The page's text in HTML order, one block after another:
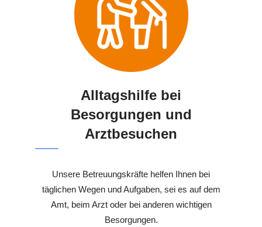
Alltagshilfe bei
Besorgungen und
Arztbesuchen
Unsere Betreuungskräfte helfen Ihnen bei
täglichen Wegen und Aufgaben, sei es auf dem
Amt, beim Arzt oder bei anderen wichtigen
Besorgungen.